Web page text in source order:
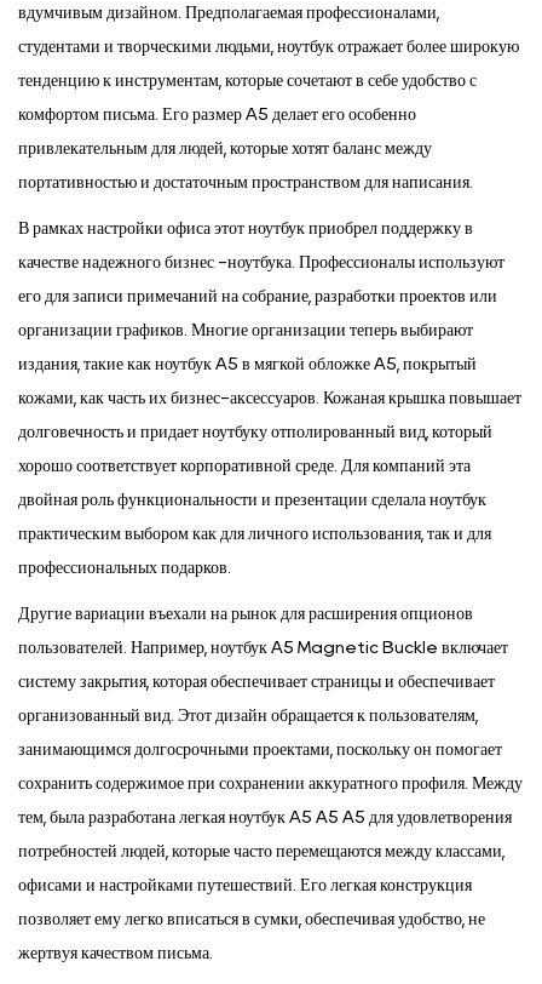
вдумчивым дизайном. Предполагаемая профессионалами,
студентами и творческими людьми, ноутбук отражает более широкую
тенденцию к инструментам, которые сочетают в себе удобство с
комфортом письма. Его размер A5 делает его особенно
привлекательным для людей, которые хотят баланс между
портативностью и достаточным пространством для написания.
В рамках настройки офиса этот ноутбук приобрел поддержку в
качестве надежного бизнес -ноутбука. Профессионалы используют
его для записи примечаний на собрание, разработки проектов или
организации графиков. Многие организации теперь выбирают
издания, такие как ноутбук A5 в мягкой обложке A5, покрытый
кожами, как часть их бизнес-аксессуаров. Кожаная крышка повышает
долговечность и придает ноутбуку отполированный вид, который
хорошо соответствует корпоративной среде. Для компаний эта
двойная роль функциональности и презентации сделала ноутбук
практическим выбором как для личного использования, так и для
профессиональных подарков.
Другие вариации въехали на рынок для расширения опционов
пользователей. Например, ноутбук A5 Magnetic Buckle включает
систему закрытия, которая обеспечивает страницы и обеспечивает
организованный вид. Этот дизайн обращается к пользователям,
занимающимся долгосрочными проектами, поскольку он помогает
сохранить содержимое при сохранении аккуратного профиля. Между
тем, была разработана легкая ноутбук A5 A5 A5 для удовлетворения
потребностей людей, которые часто перемещаются между классами,
офисами и настройками путешествий. Его легкая конструкция
позволяет ему легко вписаться в сумки, обеспечивая удобство, не
жертвуя качеством письма.